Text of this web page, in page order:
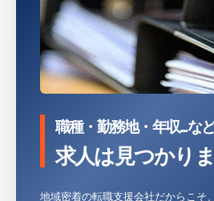
職種・勤務地・年収...な
求人は見つかり
地域密着の転職支援会社だからこそ